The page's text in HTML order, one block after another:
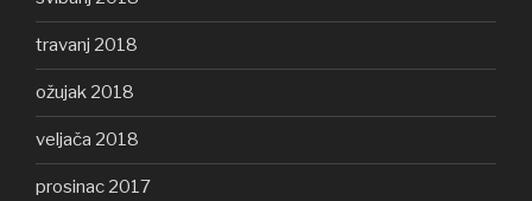
travanj 2018
ožujak 2018
veljača 2018
prosinac 2017